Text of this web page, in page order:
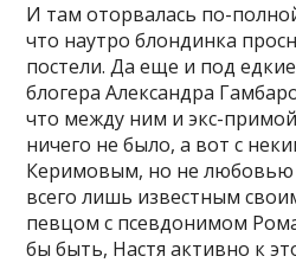
И там оторвалась по-
что наутро блондинка
постели. Да еще и под
блогера Александра
что между ним и экс-
ничего не было, а вот с
Керимовым, но не любовью
всего лишь известным
певцом с псевдонимом
бы быть, Настя активно к